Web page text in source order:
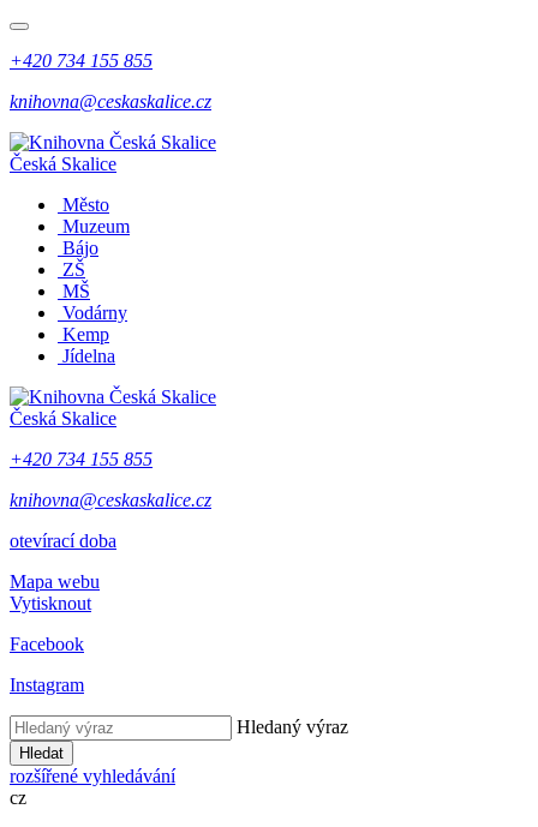
+420 734 155 855
knihovna@ceskaskalice.cz
Česká Skalice
Město
Muzeum
Bájo
ZŠ
MŠ
Vodárny
Kemp
Jídelna
Česká Skalice
+420 734 155 855
knihovna@ceskaskalice.cz
otevírací doba
Mapa webu
Vytisknout
Facebook
Instagram
Hledaný výraz
Hledat
rozšířené vyhledávání
cz